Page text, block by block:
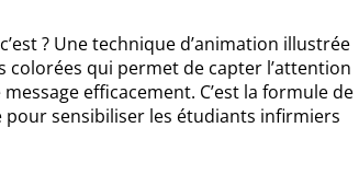
? Une technique d’animation illustrée
colorées qui permet de capter l’attention
efficacement. C’est la formule de
sensibiliser les étudiants infirmiers